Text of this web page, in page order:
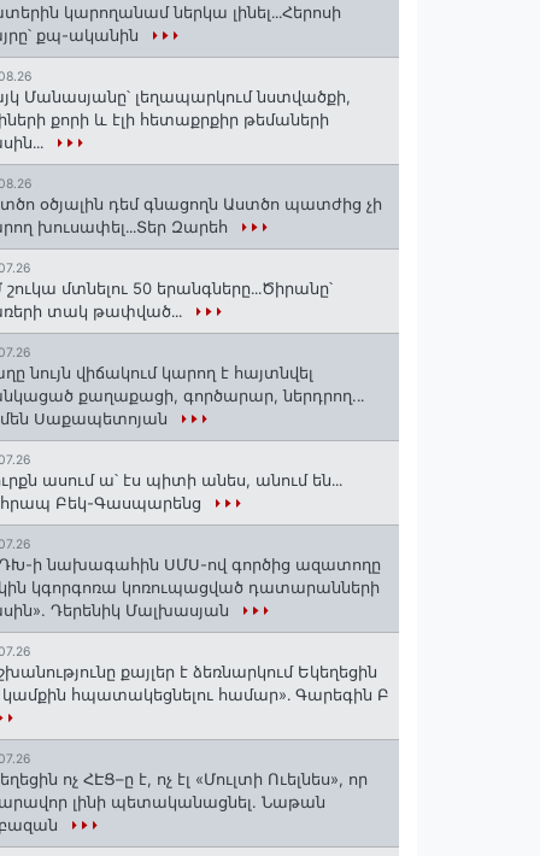
կարողանամ ներկա լինել․․․Հերոսի
քպ-ականին
Մանասյանը՝ լեղապարկում նստվածքի,
քորի և էլի հետաքրքիր թեմաների
օծյալին դեմ գնացողն Աստծո պատժից չի
խուսափել․․․Տեր Զարեհ
շուկա մտնելու 50 երանգները․․․Ծիրանը՝
տակ թափված․․․
նույն վիճակում կարող է հայտնվել
քաղաքացի, գործարար, ներդրող.․․
Սաքապետոյան
ասում ա՝ էս պիտի անես, անում են․․․
Բեկ-Գասպարենց
ի նախագահին ՍՄՍ-ով գործից ազատողը
կգորգոռա կոռուպացված դատարանների
Դերենիկ Մալխասյան
քայլեր է ձեռնարկում Եկեղեցին
կամքին հպատակեցնելու համար»․ Գարեգին Բ
ոչ ՀԷՑ–ը է, ոչ էլ «Մուլտի Ուելնես», որ
լինի պետականացնել. Նաթան